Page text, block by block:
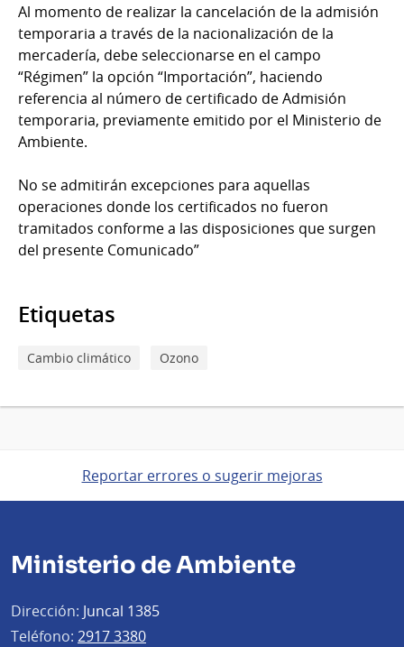
Al momento de realizar la cancelación de la admisión
temporaria a través de la nacionalización de la
mercadería, debe seleccionarse en el campo
“Régimen” la opción “Importación”, haciendo
referencia al número de certificado de Admisión
temporaria, previamente emitido por el Ministerio de
Ambiente.
No se admitirán excepciones para aquellas
operaciones donde los certificados no fueron
tramitados conforme a las disposiciones que surgen
del presente Comunicado”
Etiquetas
Cambio climático Ozono
Reportar errores o sugerir mejoras
Ministerio de Ambiente
Dirección: Juncal 1385
Teléfono: 2917 3380